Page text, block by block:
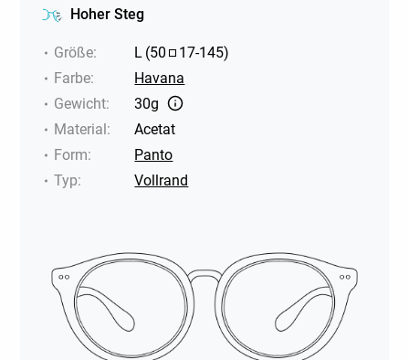
Hoher Steg
Größe: L (50 17-145)
Farbe:
Havana
Gewicht:
30g
Material:
Acetat
Form:
Panto
Typ: Vollrand